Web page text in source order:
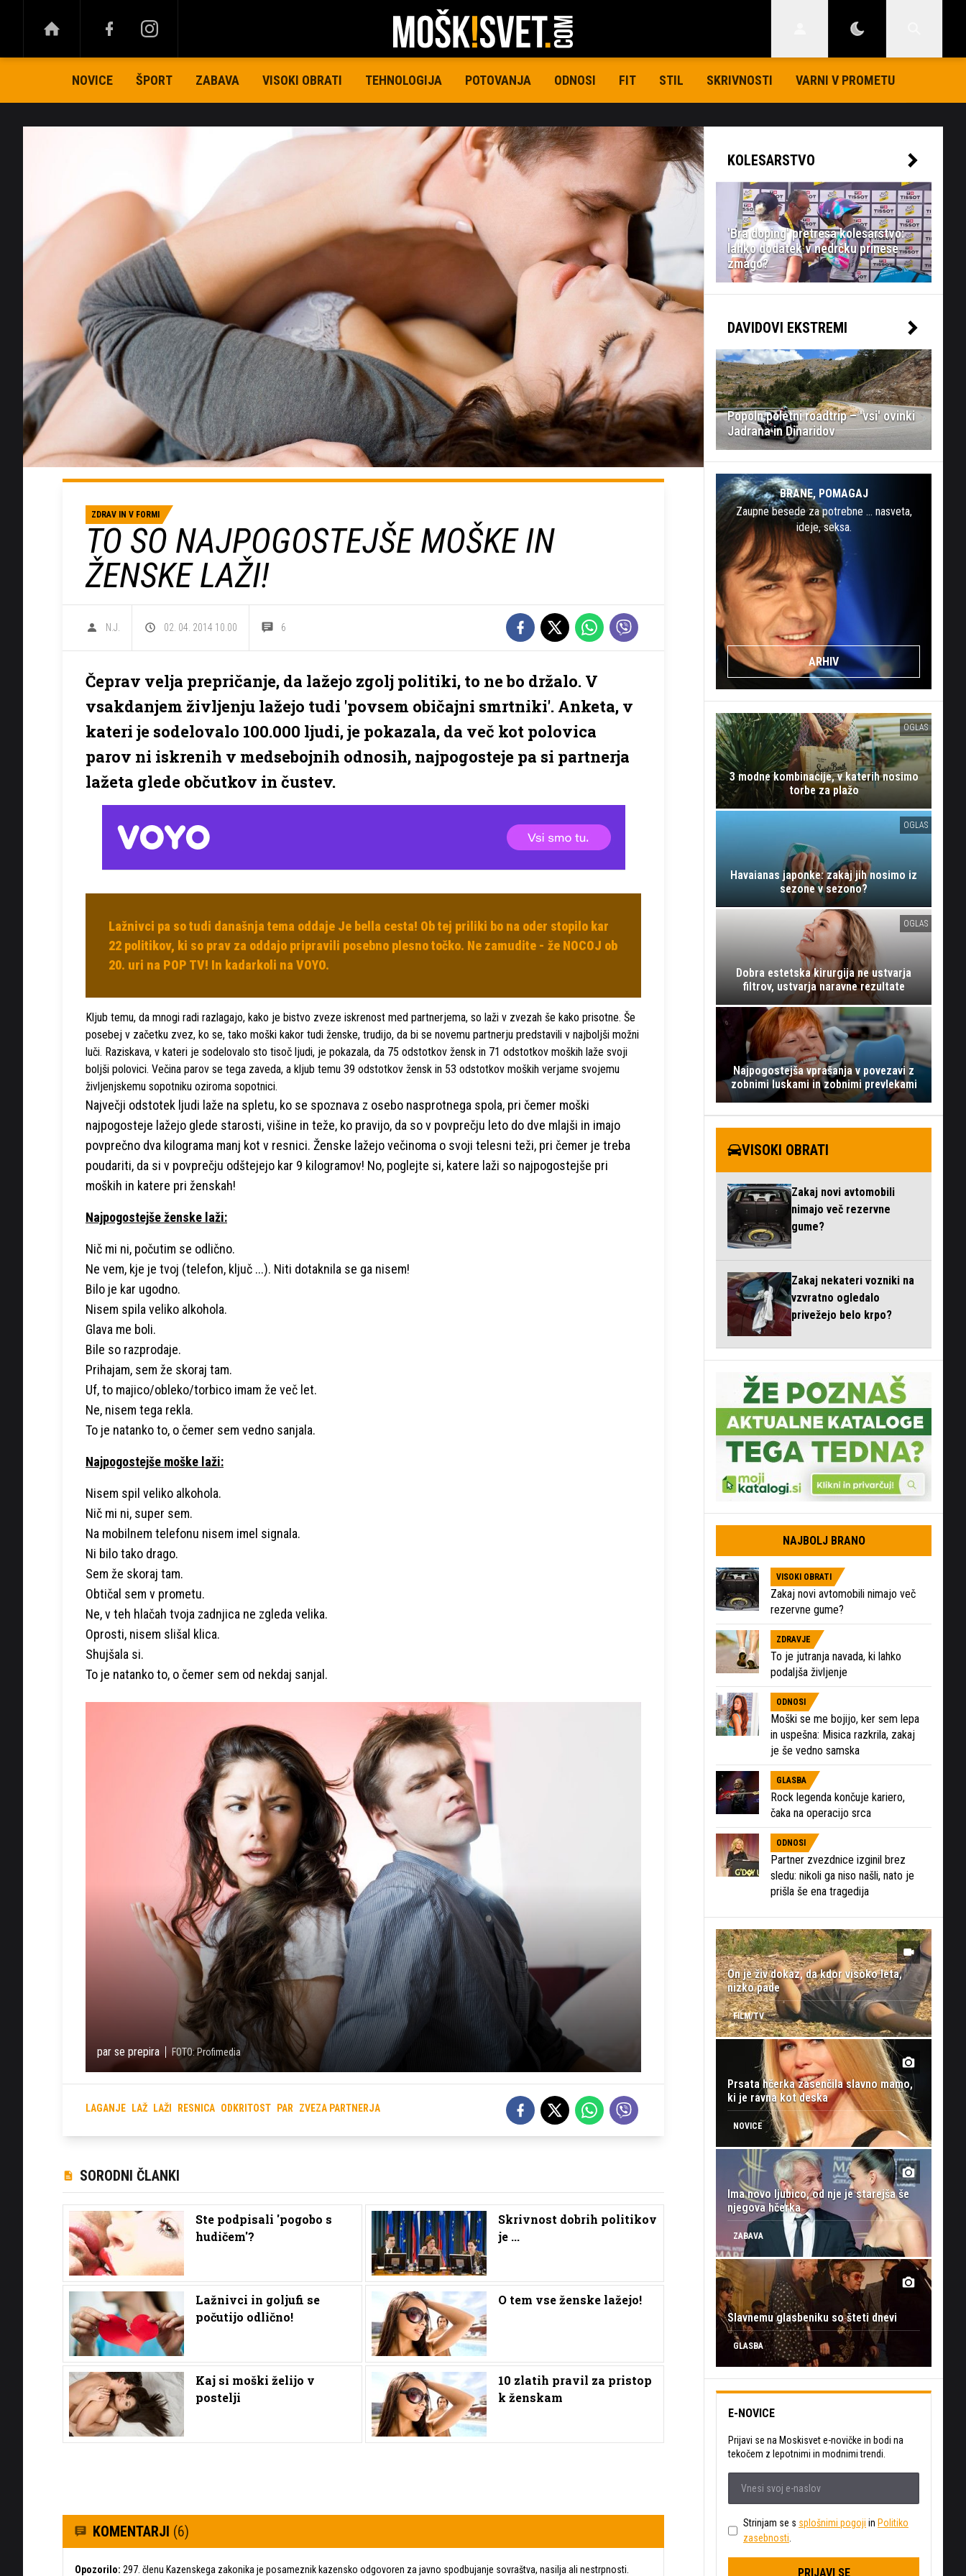
NOVICE ŠPORT ZABAVA VISOKI OBRATI TEHNOLOGIJA POTOVANJA ODNOSI FIT STIL SKRIVNOSTI VARNI V PROMETU
ZDRAV IN V FORMI
TO SO NAJPOGOSTEJŠE MOŠKE IN
ŽENSKE LAŽI!
N.J. 02. 04. 2014 10.00 6
Čeprav velja prepričanje, da lažejo zgolj politiki, to ne bo držalo. V
vsakdanjem življenju lažejo tudi 'povsem običajni smrtniki'. Anketa, v
kateri je sodelovalo 100.000 ljudi, je pokazala, da več kot polovica
parov ni iskrenih v medsebojnih odnosih, najpogosteje pa si partnerja
lažeta glede občutkov in čustev.
Lažnivci pa so tudi današnja tema oddaje Je bella cesta! Ob tej priliki bo na oder stopilo kar
22 politikov, ki so prav za oddajo pripravili posebno plesno točko. Ne zamudite - že NOCOJ ob
20. uri na POP TV! In kadarkoli na VOYO.
Kljub temu, da mnogi radi razlagajo, kako je bistvo zveze iskrenost med partnerjema, so laži v zvezah še kako prisotne. Še
posebej v začetku zvez, ko se, tako moški kakor tudi ženske, trudijo, da bi se novemu partnerju predstavili v najboljši možni
luči. Raziskava, v kateri je sodelovalo sto tisoč ljudi, je pokazala, da 75 odstotkov žensk in 71 odstotkov moških laže svoji
boljši polovici. Večina parov se tega zaveda, a kljub temu 39 odstotkov žensk in 53 odstotkov moških verjame svojemu
življenjskemu sopotniku oziroma sopotnici.
Največji odstotek ljudi laže na spletu, ko se spoznava z osebo nasprotnega spola, pri čemer moški
najpogosteje lažejo glede starosti, višine in teže, ko pravijo, da so v povprečju leto do dve mlajši in imajo
povprečno dva kilograma manj kot v resnici. Ženske lažejo večinoma o svoji telesni teži, pri čemer je treba
poudariti, da si v povprečju odštejejo kar 9 kilogramov! No, poglejte si, katere laži so najpogostejše pri
moških in katere pri ženskah!
Najpogostejše ženske laži:
Nič mi ni, počutim se odlično.
Ne vem, kje je tvoj (telefon, ključ ...). Niti dotaknila se ga nisem!
Bilo je kar ugodno.
Nisem spila veliko alkohola.
Glava me boli.
Bile so razprodaje.
Prihajam, sem že skoraj tam.
Uf, to majico/obleko/torbico imam že več let.
Ne, nisem tega rekla.
To je natanko to, o čemer sem vedno sanjala.
Najpogostejše moške laži:
Nisem spil veliko alkohola.
Nič mi ni, super sem.
Na mobilnem telefonu nisem imel signala.
Ni bilo tako drago.
Sem že skoraj tam.
Obtičal sem v prometu.
Ne, v teh hlačah tvoja zadnjica ne zgleda velika.
Oprosti, nisem slišal klica.
Shujšala si.
To je natanko to, o čemer sem od nekdaj sanjal.
par se prepira FOTO: Profimedia
LAGANJE LAŽ LAŽI RESNICA ODKRITOST PAR ZVEZA PARTNERJA
SORODNI ČLANKI
Ste podpisali 'pogobo s
hudičem'?
Skrivnost dobrih politikov
je ...
Lažnivci in goljufi se
počutijo odlično!
O tem vse ženske lažejo!
Kaj si moški želijo v
postelji
10 zlatih pravil za pristop
k ženskam
KOMENTARJI (6)
Opozorilo: 297. členu Kazenskega zakonika je posameznik kazensko odgovoren za javno spodbujanje sovraštva, nasilja ali nestrpnosti.
KOLESARSTVO
'Bra doping' pretresa kolesarstvo:
lahko dodatek v nedrčku prinese
zmago?
DAVIDOVI EKSTREMI
Popoln poletni roadtrip – 'vsi' ovinki
Jadrana in Dinaridov
BRANE, POMAGAJ
Zaupne besede za potrebne … nasveta,
ideje, seksa.
ARHIV
OGLAS
3 modne kombinacije, v katerih nosimo
torbe za plažo
OGLAS
Havaianas japonke: zakaj jih nosimo iz
sezone v sezono?
OGLAS
Dobra estetska kirurgija ne ustvarja
filtrov, ustvarja naravne rezultate
Najpogostejša vprašanja v povezavi z
zobnimi luskami in zobnimi prevlekami
VISOKI OBRATI
Zakaj novi avtomobili
nimajo več rezervne
gume?
Zakaj nekateri vozniki na
vzvratno ogledalo
privežejo belo krpo?
NAJBOLJ BRANO
VISOKI OBRATI
Zakaj novi avtomobili nimajo več
rezervne gume?
ZDRAVJE
To je jutranja navada, ki lahko
podaljša življenje
ODNOSI
Moški se me bojijo, ker sem lepa
in uspešna: Misica razkrila, zakaj
je še vedno samska
GLASBA
Rock legenda končuje kariero,
čaka na operacijo srca
ODNOSI
Partner zvezdnice izginil brez
sledu: nikoli ga niso našli, nato je
prišla še ena tragedija
On je živ dokaz, da kdor visoko leta,
nizko pade
FILM/TV
Prsata hčerka zasenčila slavno mamo,
ki je ravna kot deska
NOVICE
Ima novo ljubico, od nje je starejša še
njegova hčerka
ZABAVA
Slavnemu glasbeniku so šteti dnevi
GLASBA
E-NOVICE
Prijavi se na Moskisvet e-novičke in bodi na
tekočem z lepotnimi in modnimi trendi.
Strinjam se s splošnimi pogoji in Politiko
zasebnosti
PRIJAVI SE